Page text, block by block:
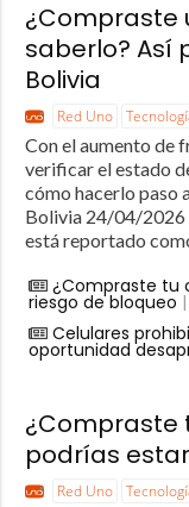
¿Compraste
saberlo? Así
Bolivia
Red Uno
Con el aumento de
verificar el estado
cómo hacerlo paso
Bolivia 24/04/2026
está reportado
¿Compraste tu
riesgo de bloqueo
Celulares
oportunidad
¿Compraste
podrías
Red Uno